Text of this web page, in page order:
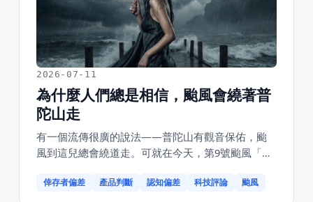
篇講的是——警報真拉響的那一夜，一個操盤者到
底該幹什麼。
2026-07-11
為什麼人們總是相信，颱風會繞著普
陀山走
有一個流傳很廣的說法——普陀山有觀音保佑，颱
風到這兒總會繞道走。可就在今天，第9號颱風「巴
全區漁船連夜轉移；2021年「煙花」更是把普陀山-
倖存者偏差 產品判斷 認知偏差 科技評論 颱風